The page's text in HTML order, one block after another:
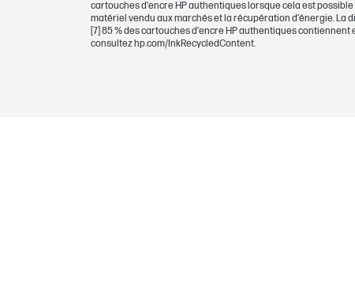
Dimensions de l'emballage (L x P x H)
cartouches d’encre HP authentiques lorsque cela est
matériel vendu aux marchés et la récupération d’énergie. La
[7] 85 % des cartouches d’encre HP authentiques
consultez hp.com/InkRecycledContent.